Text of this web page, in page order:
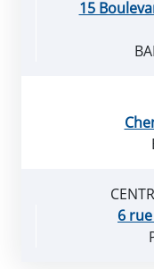
15
6